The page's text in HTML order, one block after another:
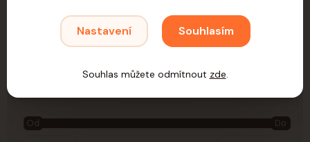
Výcvik Motivace Pamlskovníky
Pamlskovníky
Od Do
Nastavení Souhlasím
Souhlas můžete odmítnout zde.